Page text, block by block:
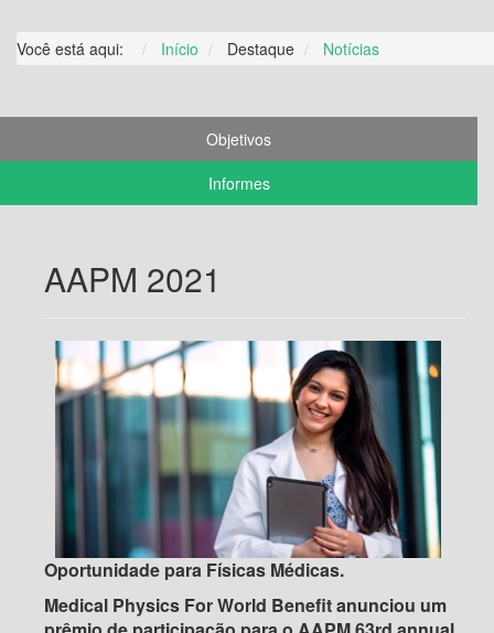
Você está aqui: Início Destaque Notícias
Objetivos
Informes
AAPM 2021
Oportunidade para Físicas Médicas.
Medical Physics For World Benefitanunciou um